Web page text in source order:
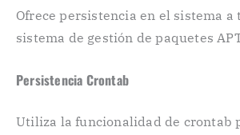
Ofrece persistencia en el sistema a
sistema de gestión de paquetes
Persistencia Crontab
Utiliza la funcionalidad de crontab